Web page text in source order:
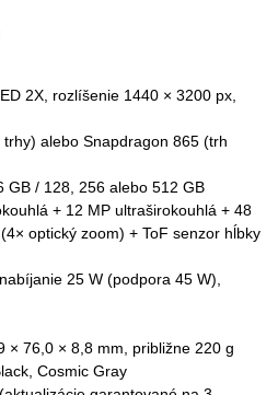
2X, rozlíšenie 1440 × 3200 px,
alebo Snapdragon 865 (trh
GB / 128, 256 alebo 512 GB
+ 12 MP ultraširokouhlá + 48
optický zoom) + ToF senzor hĺbky
25 W (podpora 45 W),
× 76,0 × 8,8 mm, približne 220 g
Cosmic Gray